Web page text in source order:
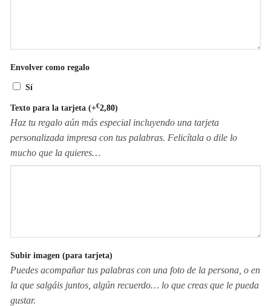
Envolver como regalo
Sí
Texto para la tarjeta (+€2,80)
Haz tu regalo aún más especial incluyendo una tarjeta
personalizada impresa con tus palabras. Felicítala o dile lo
mucho que la quieres…
Subir imagen (para tarjeta)
Puedes acompañar tus palabras con una foto de la persona, o en
la que salgáis juntos, algún recuerdo… lo que creas que le pueda
gustar.